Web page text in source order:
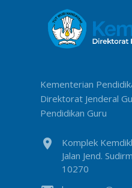
Kementerian
Direktorat Jenderal
Pendidikan Guru
location_on
Komplek
Jalan Jend.
10270